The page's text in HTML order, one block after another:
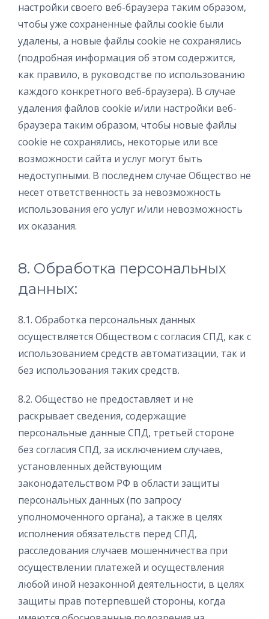
настройки своего веб-браузера таким образом,
чтобы уже сохраненные файлы cookie были
удалены, а новые файлы cookie не сохранялись
(подробная информация об этом содержится,
как правило, в руководстве по использованию
каждого конкретного веб-браузера). В случае
удаления файлов cookie и/или настройки веб-
браузера таким образом, чтобы новые файлы
cookie не сохранялись, некоторые или все
возможности сайта и услуг могут быть
недоступными. В последнем случае Общество не
несет ответственность за невозможность
использования его услуг и/или невозможность
их оказания.
8. Обработка персональных
данных:
8.1. Обработка персональных данных
осуществляется Обществом с согласия СПД, как с
использованием средств автоматизации, так и
без использования таких средств.
8.2. Общество не предоставляет и не
раскрывает сведения, содержащие
персональные данные СПД, третьей стороне
без согласия СПД, за исключением случаев,
установленных действующим
законодательством РФ в области защиты
персональных данных (по запросу
уполномоченного органа), а также в целях
исполнения обязательств перед СПД,
расследования случаев мошенничества при
осуществлении платежей и осуществления
любой иной незаконной деятельности, в целях
защиты прав потерпевшей стороны, когда